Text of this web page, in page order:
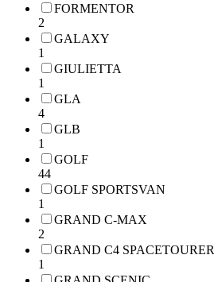
FORMENTOR
2
GALAXY
1
GIULIETTA
1
GLA
4
GLB
1
GOLF
44
GOLF SPORTSVAN
1
GRAND C-MAX
2
GRAND C4 SPACETOURER
1